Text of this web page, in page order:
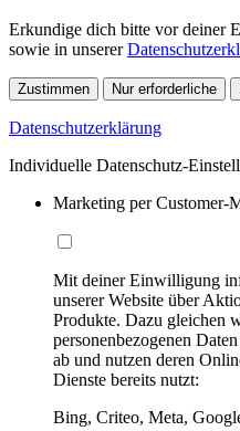
Erkundige dich bitte vor deiner
sowie in unserer
Zustimmen Nur erforderliche
Datenschutzerklärung
Individuelle Datenschutz-
Marketing per Customer-
Mit deiner Einwilligung
unserer Website über
Produkte. Dazu gleichen
personenbezogenen
ab und nutzen deren
Dienste bereits nutzt:
Bing, Criteo, Meta,